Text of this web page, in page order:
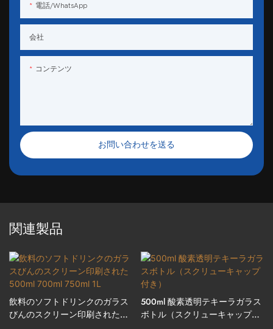
電話/WhatsApp
会社
コンテンツ
お問い合わせを送る
関連製品
飲料のソフトドリンクのガラス
びんのスクリーン印刷された
500ml 酸素透明テキーラガラス
ボトル（スクリューキャップ付